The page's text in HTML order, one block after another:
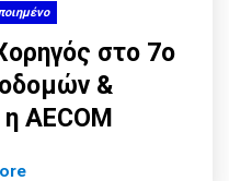
στο 7ο
&
AECOM